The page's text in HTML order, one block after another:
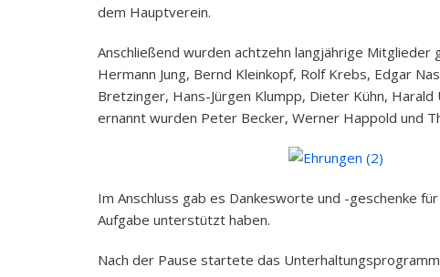
dem Hauptverein.
Anschließend wurden achtzehn langjährige Mitglieder
Hermann Jung, Bernd Kleinkopf, Rolf Krebs, Edgar
Bretzinger, Hans-Jürgen Klumpp, Dieter Kühn,
ernannt wurden Peter Becker, Werner Happold und
Im Anschluss gab es Dankesworte und -geschenke
Aufgabe unterstützt haben.
Nach der Pause startete das